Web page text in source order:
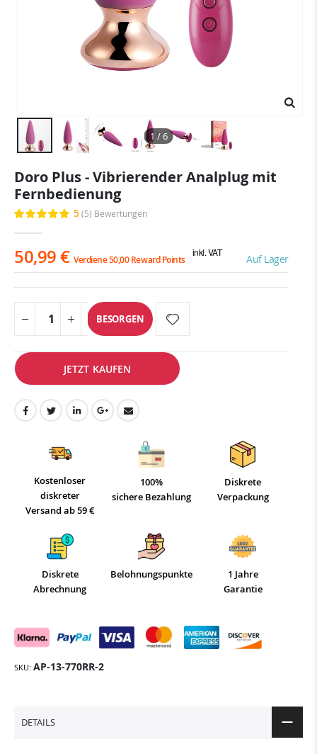
1 / 6
Anfang
der
springen
Doro Plus - Vibrierender Analplug mit
Fernbedienung
Bewertung: 5 (5) Bewertungen
50,99 € Verdiene 50,00 Reward Points
inkl. VAT
Auf Lager
BESORGEN
JETZT KAUFEN
Kostenloser
diskreter
Versand ab 59 €
100%
sichere Bezahlung
Diskrete
Verpackung
Diskrete
Abrechnung
Belohnungspunkte
1 Jahre
Garantie
SKU AP-13-770RR-2
DETAILS